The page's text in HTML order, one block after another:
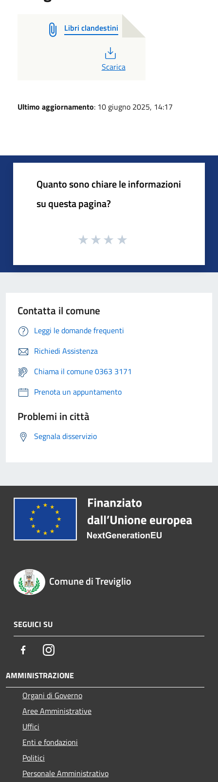
Libri clandestini
PDF
Scarica
Ultimo aggiornamento: 10 giugno 2025, 14:17
Quanto sono chiare le informazioni
su questa pagina?
Contatta il comune
Leggi le domande frequenti
Richiedi Assistenza
Chiama il comune 0363 3171
Prenota un appuntamento
Problemi in città
Segnala disservizio
Comune di Treviglio
SEGUICI SU
FacebookInstagram
AMMINISTRAZIONE
Organi di Governo
Aree Amministrative
Uffici
Enti e fondazioni
Politici
Personale Amministrativo